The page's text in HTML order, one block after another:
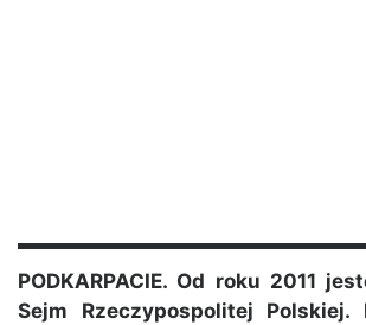
PODKARPACIE. Od roku 2011
Sejm Rzeczypospolitej Polskiej.